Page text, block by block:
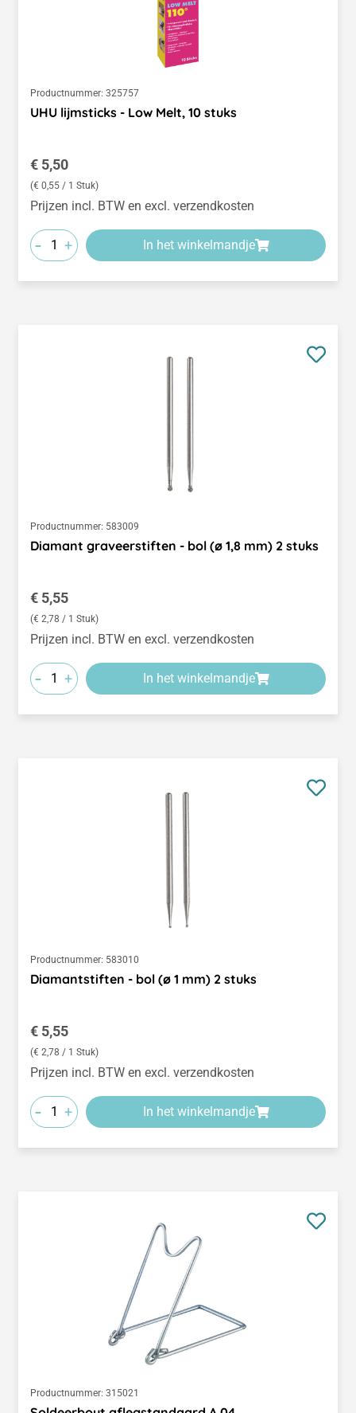
Productnummer: 325757
UHU lijmsticks - Low Melt, 10 stuks
Normale prijs:
€ 5,50
(€ 0,55 / 1 Stuk)
Prijzen incl. BTW en excl. verzendkosten
- + In het winkelmandje
Productnummer: 583009
Diamant graveerstiften - bol (ø 1,8 mm) 2 stuks
Normale prijs:
€ 5,55
(€ 2,78 / 1 Stuk)
Prijzen incl. BTW en excl. verzendkosten
- + In het winkelmandje
Productnummer: 583010
Diamantstiften - bol (ø 1 mm) 2 stuks
Normale prijs:
€ 5,55
(€ 2,78 / 1 Stuk)
Prijzen incl. BTW en excl. verzendkosten
- + In het winkelmandje
Productnummer: 315021